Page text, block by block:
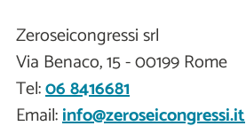
Zeroseicongressi srl
Via Benaco, 15 - 00199 Rome
Tel:06 8416681
Email:info@zeroseicongressi.it